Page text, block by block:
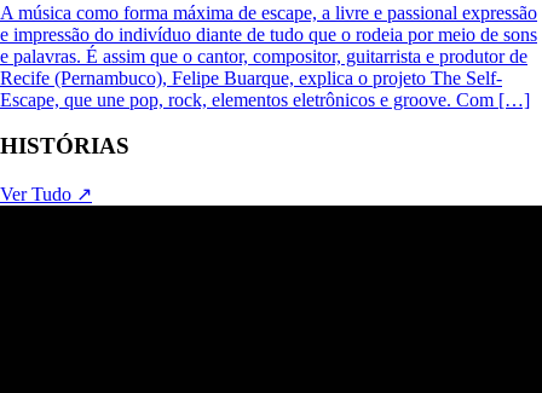
A música como forma máxima de escape, a livre e passional expressão
e impressão do indivíduo diante de tudo que o rodeia por meio de sons
e palavras. É assim que o cantor, compositor, guitarrista e produtor de
Recife (Pernambuco), Felipe Buarque, explica o projeto The Self-
Escape, que une pop, rock, elementos eletrônicos e groove. Com […]
HISTÓRIAS
Ver Tudo ↗